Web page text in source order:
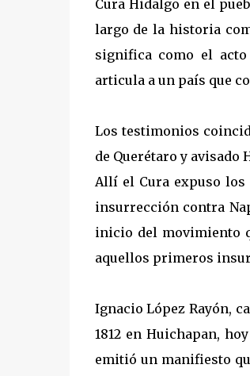
Cura Hidalgo en el
largo de la historia
significa como el
articula a un país que
Los testimonios
de Querétaro y
Allí el Cura expuso
insurrección contra
inicio del movimiento
aquellos primeros
Ignacio López Rayón,
1812 en Huichapan,
emitió un manifiesto